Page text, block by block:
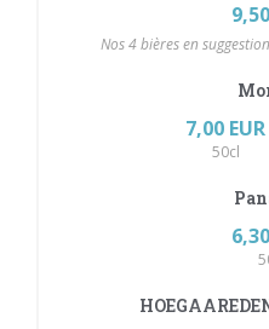
Nos 4 bières en
7,00 EUR
50cl